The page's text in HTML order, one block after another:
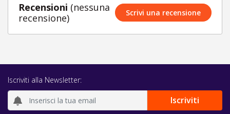
Recensioni (nessuna
recensione)
Scrivi una recensione
Iscriviti alla Newsletter: